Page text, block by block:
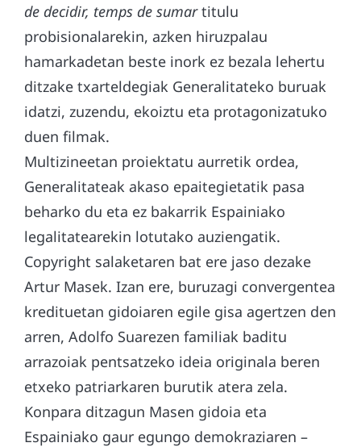
de decidir, temps de sumartitulu
probisionalarekin, azken hiruzpalau
hamarkadetan beste inork ez bezala lehertu
ditzake txarteldegiak Generalitateko buruak
idatzi, zuzendu, ekoiztu eta protagonizatuko
duen filmak.
Multizineetan proiektatu aurretik ordea,
Generalitateak akaso epaitegietatik pasa
beharko du eta ez bakarrik Espainiako
legalitatearekin lotutako auziengatik.
Copyright salaketaren bat ere jaso dezake
Artur Masek. Izan ere, buruzagi convergentea
kredituetan gidoiaren egile gisa agertzen den
arren, Adolfo Suarezen familiak baditu
arrazoiak pentsatzeko ideia originala beren
etxeko patriarkaren burutik atera zela.
Konpara ditzagun Masen gidoia eta
Espainiako gaur egungo demokraziaren –